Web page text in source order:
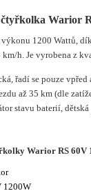
Warior
1200 Wattů,
h. Je vyrobena z
řadí se pouze vpřed
až 35 km (dle
stavu baterií,
Warior RS 60V
1200W